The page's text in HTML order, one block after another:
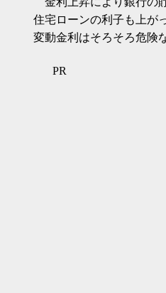
住宅ローンの利子も上が
変動金利はそろそろ危険
PR